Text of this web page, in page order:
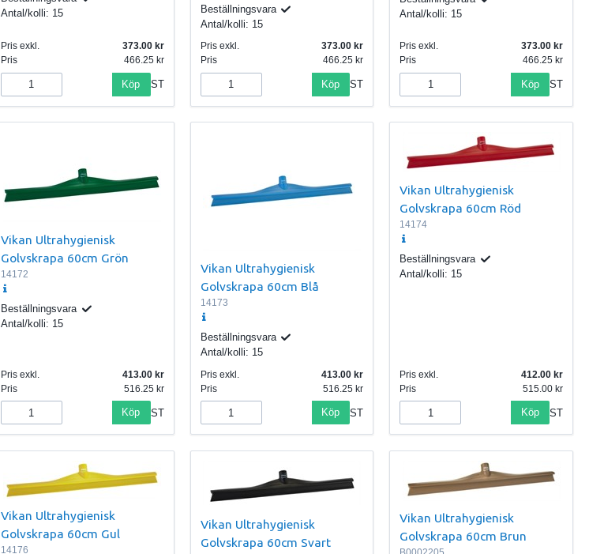
Antal/kolli: 15
Pris exkl.
373.00
Pris
466.25
Köp ST
Beställningsvara
Antal/kolli: 15
Pris exkl.
373.00
Pris
466.25
Köp ST
Antal/kolli: 15
Pris exkl.
373.00
Pris
466.25
Köp ST
Vikan Ultrahygienisk
Golvskrapa 60cm Grön
14172
Beställningsvara
Antal/kolli: 15
Pris exkl.
413.00
Pris
516.25
Köp ST
Vikan Ultrahygienisk
Golvskrapa 60cm Blå
14173
Beställningsvara
Antal/kolli: 15
Pris exkl.
413.00
Pris
516.25
Köp ST
Vikan Ultrahygienisk
Golvskrapa 60cm Röd
14174
Beställningsvara
Antal/kolli: 15
Pris exkl.
412.00
Pris
515.00
Köp ST
Vikan Ultrahygienisk
Golvskrapa 60cm Gul
14176
Vikan Ultrahygienisk
Golvskrapa 60cm Svart
Vikan Ultrahygienisk
Golvskrapa 60cm Brun